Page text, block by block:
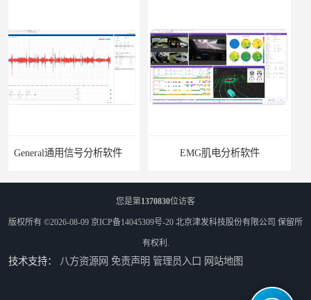
EMG肌电分析软件 ErgoLAB人机环境同步云平台
您是第1370830位访客
版权所有 ©2026-08-09 京ICP备14045309号-20 北京津发科技股份有限公司 保留所
有权利.
技术支持： 八方资源网 免责声明 管理员入口 网站地图